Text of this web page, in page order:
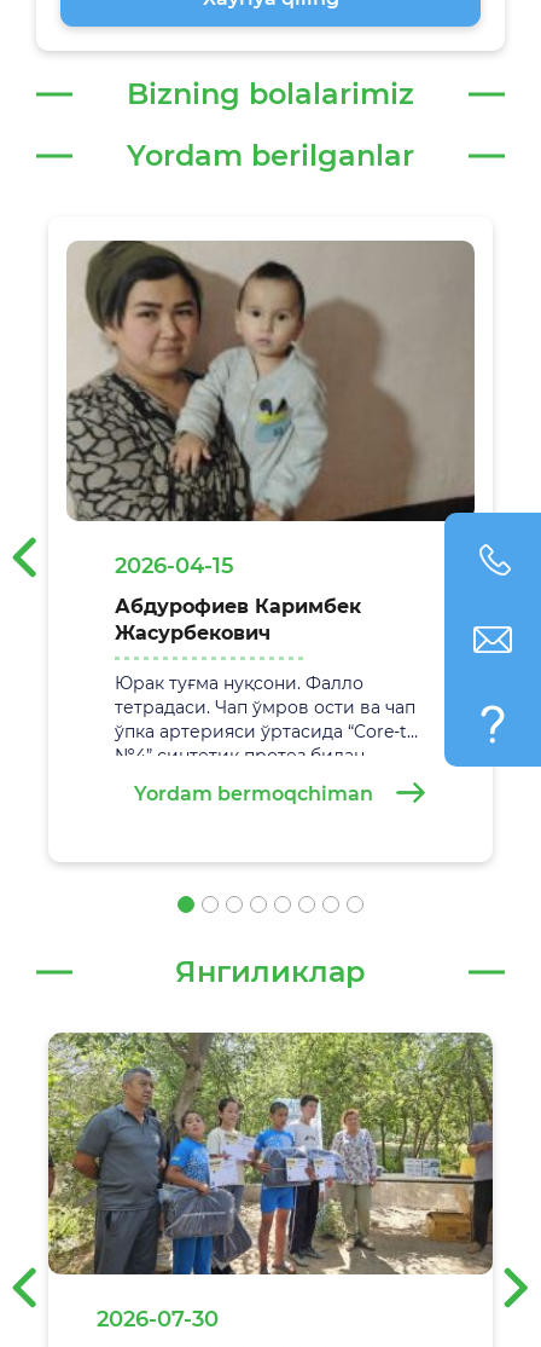
Bizning bolalarimiz
Yordam berilganlar
2026-04-15
Абдурофиев Каримбек
Жасурбекович
Юрак туғма нуқсони. Фалло
тетрадаси. Чап ўмров ости ва чап
ўпка артерияси ўртасида “Core-tax
№4” синтетик протез билан
анастамоз қўйиш. Жаррохлик
амалиёти 29.02.2026 йилда
оширилди.
Yordam bermoqchiman
‹
Янгиликлар
2026-07-30
‹ ›